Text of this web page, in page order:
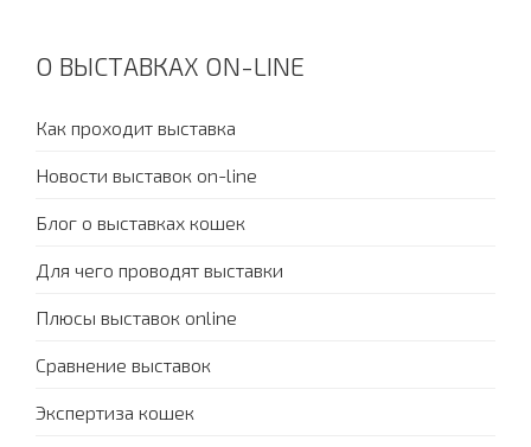
О ВЫСТАВКАХ ON-LINE
Как проходит выставка
Новости выставок on-line
Блог о выставках кошек
Для чего проводят выставки
Плюсы выставок online
Сравнение выставок
Экспертиза кошек